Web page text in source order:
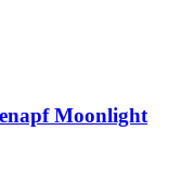
Moonlight